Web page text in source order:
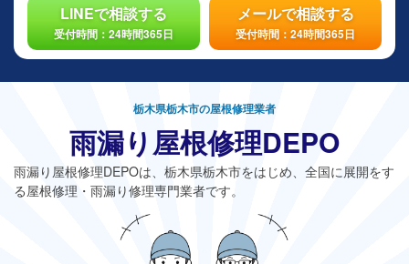
LINEで相談する
受付時間：24時間365日
メールで相談する
受付時間：24時間365日
栃木県栃木市の屋根修理業者
雨漏り屋根修理DEPO
雨漏り屋根修理DEPOは、栃木県栃木市をはじめ、全国に展開をす
る屋根修理・雨漏り修理専門業者です。